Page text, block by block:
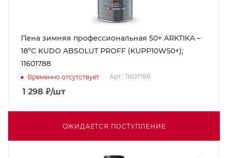
Пена зимняя профессиональная 50+ ARKTIKA –
18°С KUDO ABSOLUT PROFF (KUPP10W50+);
11601788
Временно отсутствует Арт.: 11601788
1 298 ₽/шт
ОЖИДАЕТСЯ ПОСТУПЛЕНИЕ